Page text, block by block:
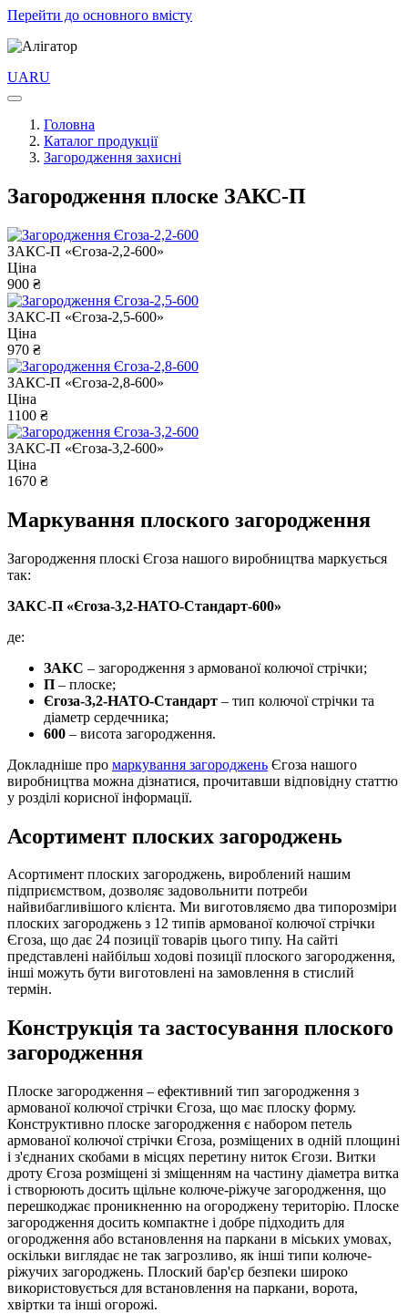
Перейти до основного вмісту
UARU
Головна
Каталог продукції
Загородження захисні
Загородження плоске ЗАКС-П
ЗАКС-П «Єгоза-2,2-600»
Ціна
900 ₴
ЗАКС-П «Єгоза-2,5-600»
Ціна
970 ₴
ЗАКС-П «Єгоза-2,8-600»
Ціна
1100 ₴
ЗАКС-П «Єгоза-3,2-600»
Ціна
1670 ₴
Маркування плоского загородження
Загородження плоскі Єгоза нашого виробництва маркується
так:
ЗАКС-П «Єгоза-3,2-НАТО-Стандарт-600»
де:
ЗАКС – загородження з армованої колючої стрічки;
П – плоске;
Єгоза-3,2-НАТО-Стандарт – тип колючої стрічки та
діаметр сердечника;
600 – висота загородження.
Докладніше про маркування загороджень Єгоза нашого
виробництва можна дізнатися, прочитавши відповідну статтю
у розділі корисної інформації.
Асортимент плоских загороджень
Асортимент плоских загороджень, вироблений нашим
підприємством, дозволяє задовольнити потреби
найвибагливішого клієнта. Ми виготовляємо два типорозміри
плоских загороджень з 12 типів армованої колючої стрічки
Єгоза, що дає 24 позиції товарів цього типу. На сайті
представлені найбільш ходові позиції плоского загородження,
інші можуть бути виготовлені на замовлення в стислий
термін.
Конструкція та застосування плоского
загородження
Плоске загородження – ефективний тип загородження з
армованої колючої стрічки Єгоза, що має плоску форму.
Конструктивно плоске загородження є набором петель
армованої колючої стрічки Єгоза, розміщених в одній площині
і з'єднаних скобами в місцях перетину ниток Єгози. Витки
дроту Єгоза розміщені зі зміщенням на частину діаметра витка
і створюють досить щільне колюче-ріжуче загородження, що
перешкоджає проникненню на огороджену територію. Плоске
загородження досить компактне і добре підходить для
огородження або встановлення на паркани в міських умовах,
оскільки виглядає не так загрозливо, як інші типи колюче-
ріжучих загороджень. Плоский бар'єр безпеки широко
використовується для встановлення на паркани, ворота,
хвіртки та інші огорожі.